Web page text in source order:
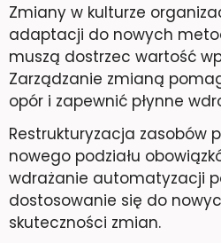
Zmiany w kulturze
adaptacji do nowych
muszą dostrzec wartość
Zarządzanie zmianą
opór i zapewnić płynne
Restrukturyzacja zasobów
nowego podziału
wdrażanie automatyzacji
dostosowanie się do
skuteczności zmian.